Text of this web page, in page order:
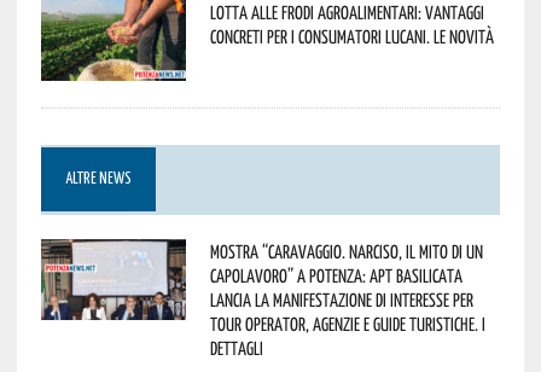
Lotta alle frodi agroalimentari: vantaggi
concreti per i consumatori lucani. Le novità
ALTRE NEWS
Mostra “Caravaggio. Narciso, il mito di un
capolavoro” a Potenza: APT Basilicata
lancia la manifestazione di interesse per
Tour Operator, Agenzie e Guide Turistiche. I
dettagli